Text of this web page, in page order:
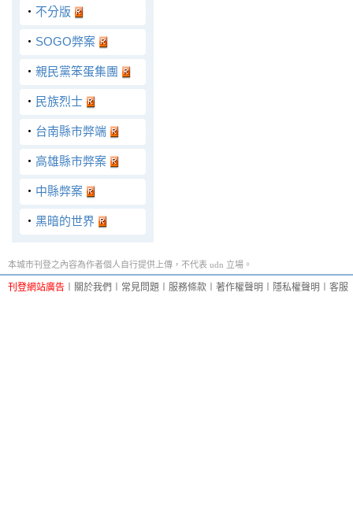
‧ 不分版
‧ SOGO弊案
‧ 親民黨笨蛋集團
‧ 民族烈士
‧ 台南縣市弊端
‧ 高雄縣市弊案
‧ 中縣弊案
‧ 黑暗的世界
本城市刊登之內容為作者個人自行提供上傳，不代表 udn 立場。
刊登網站廣告 關於我們 常見問題 服務條款 著作權聲明 隱私權聲明 客服